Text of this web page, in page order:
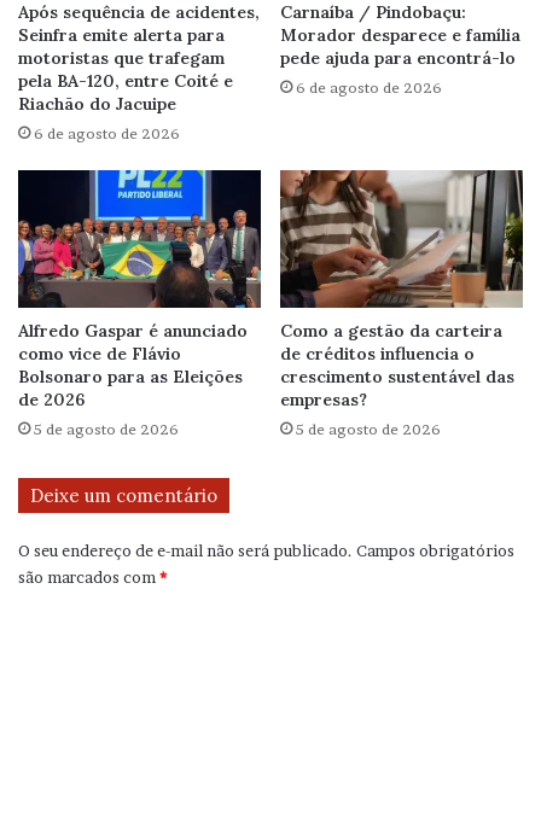
Após sequência de acidentes,
Seinfra emite alerta para
motoristas que trafegam
pela BA-120, entre Coité e
Riachão do Jacuipe
6 de agosto de 2026
Carnaíba / Pindobaçu:
Morador desparece e família
pede ajuda para encontrá-lo
6 de agosto de 2026
Alfredo Gaspar é anunciado
como vice de Flávio
Bolsonaro para as Eleições
de 2026
5 de agosto de 2026
Como a gestão da carteira
de créditos influencia o
crescimento sustentável das
empresas?
5 de agosto de 2026
Deixe um comentário
O seu endereço de e-mail não será publicado. Campos obrigatórios
são marcados com *